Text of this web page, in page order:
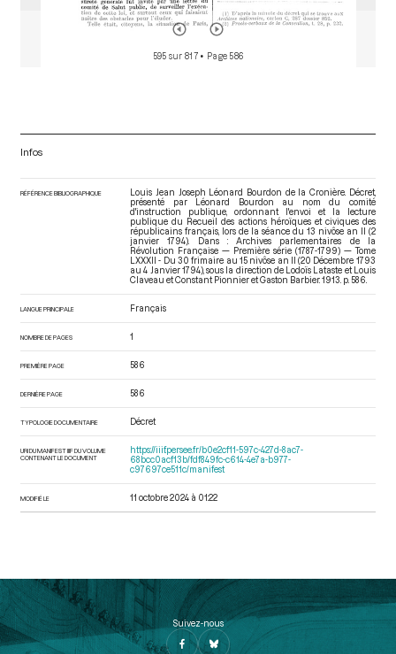
595 sur 817 • Page 586
Infos
RÉFÉRENCE BIBLIOGRAPHIQUE
Louis Jean Joseph Léonard Bourdon de la Cronière. Décret,
présenté par Léonard Bourdon au nom du comité
d'instruction publique, ordonnant l'envoi et la lecture
publique du Recueil des actions héroïques et civiques des
républicains français, lors de la séance du 13 nivôse an II (2
janvier 1794). Dans : Archives parlementaires de la
Révolution Française — Première série (1787-1799) — Tome
LXXXII - Du 30 frimaire au 15 nivôse an II (20 Décembre 1793
au 4 Janvier 1794), sous la direction de Lodoïs Lataste et Louis
Claveau et Constant Pionnier et Gaston Barbier. 1913. p. 586.
LANGUE PRINCIPALE Français
NOMBRE DE PAGES 1
PREMIÈRE PAGE 586
DERNIÈRE PAGE 586
TYPOLOGIE DOCUMENTAIRE Décret
URI DU MANIFEST IIIF DU VOLUME
CONTENANT LE DOCUMENT
https://iiif.persee.fr/b0e2cf11-597c-427d-8ac7-
68bcc0acf13b/fdf849fc-c614-4e7a-b977-
c97697ce511c/manifest
MODIFIÉ LE 11 octobre 2024 à 01:22
Suivez-nous